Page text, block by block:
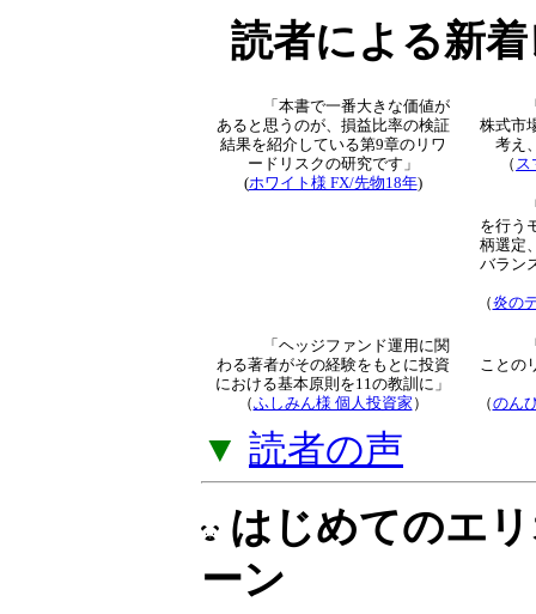
読者による新
「本書で一番大きな価値が
あると思うのが、損益比率の検証
結果を紹介している第9章のリワ
ードリスクの研究です」
(ホワイト様 FX/先物18年)
株式市
考え
（ ス
を行う
柄選定
バラン
（炎の
「ヘッジファンド運用に関
わる著者がその経験をもとに投資
における基本原則を11の教訓に」
（ふしみん様 個人投資家 ）
ことの
（のん
▼ 読者の声
はじめてのエ
ーン